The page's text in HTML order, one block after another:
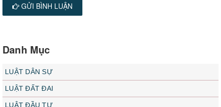
GỬI BÌNH LUẬN
Danh Mục
LUẬT DÂN SỰ
LUẬT ĐẤT ĐAI
LUẬT ĐẦU TƯ